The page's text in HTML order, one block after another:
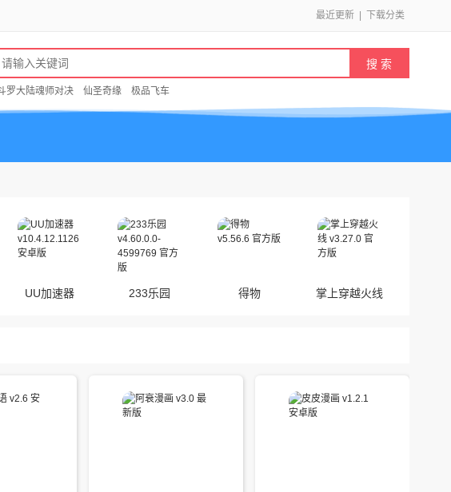
最近更新 下载分类
罗大陆魂师对决 仙圣奇缘 极品飞车
UU加速器 233乐园 得物 掌上穿越火线